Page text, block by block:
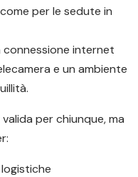
per le sedute in
connessione internet
e un ambiente
per chiunque, ma